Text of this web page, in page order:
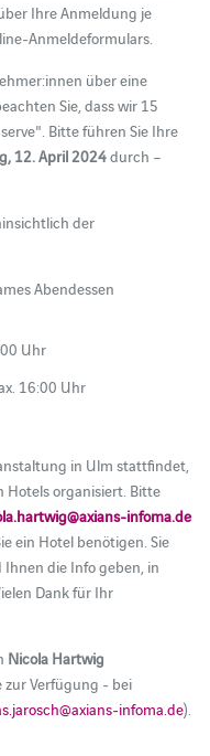
Ihre Anmeldung je
Anmeldeformulars.
über eine
Sie, dass wir 15
Bitte führen Sie Ihre
12. April 2024durch –
der
Abendessen
Uhr
16:00 Uhr
in Ulm stattfindet,
organisiert. Bitte
infoma.de
ein Hotel benötigen. Sie
die Info geben, in
Dank für Ihr
Nicola Hartwig
zur Verfügung - bei
infoma.de).